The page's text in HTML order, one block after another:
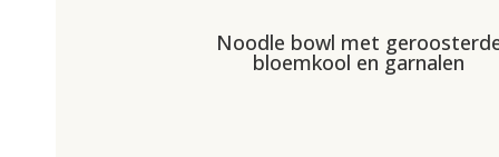
Noodle bowl met
bloemkool en garnalen